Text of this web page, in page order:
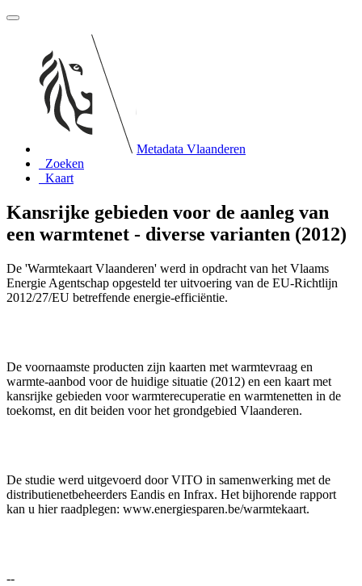
Metadata Vlaanderen
Zoeken
Kaart
Kansrijke gebieden voor de aanleg van
een warmtenet - diverse varianten (2012)
De 'Warmtekaart Vlaanderen' werd in opdracht van het Vlaams
Energie Agentschap opgesteld ter uitvoering van de EU-Richtlijn
2012/27/EU betreffende energie-efficiëntie.
De voornaamste producten zijn kaarten met warmtevraag en
warmte-aanbod voor de huidige situatie (2012) en een kaart met
kansrijke gebieden voor warmterecuperatie en warmtenetten in de
toekomst, en dit beiden voor het grondgebied Vlaanderen.
De studie werd uitgevoerd door VITO in samenwerking met de
distributienetbeheerders Eandis en Infrax. Het bijhorende rapport
kan u hier raadplegen: www.energiesparen.be/warmtekaart.
--